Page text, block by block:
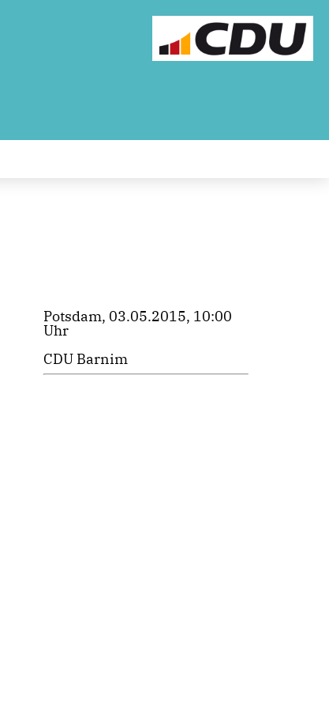
Potsdam, 03.05.2015, 10:00
Uhr
CDU Barnim